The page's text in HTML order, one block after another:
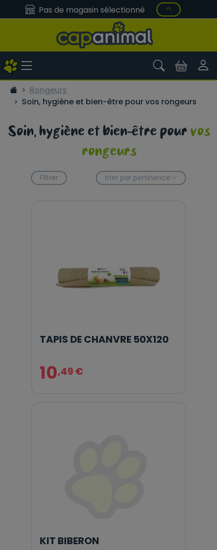
Pas de magasin sélectionné
Rongeurs
Soin, hygiène et bien-être pour vos rongeurs
Soin, hygiène et bien-être pour vos
rongeurs
Filtrer trier par pertinence
TAPIS DE CHANVRE 50X120
10,49 €
KIT BIBERON